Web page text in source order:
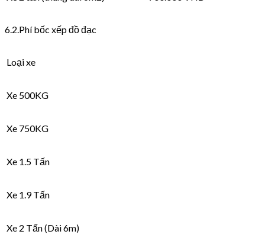
6.2.Phí bốc xếp đồ đạc
Loại xe
Xe 500KG
Xe 750KG
Xe 1.5 Tấn
Xe 1.9 Tấn
Xe 2 Tấn (Dài 6m)